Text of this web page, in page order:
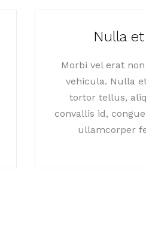
Nulla
Morbi vel erat
vehicula. Nulla
tortor tellus,
convallis id,
ullamcorper